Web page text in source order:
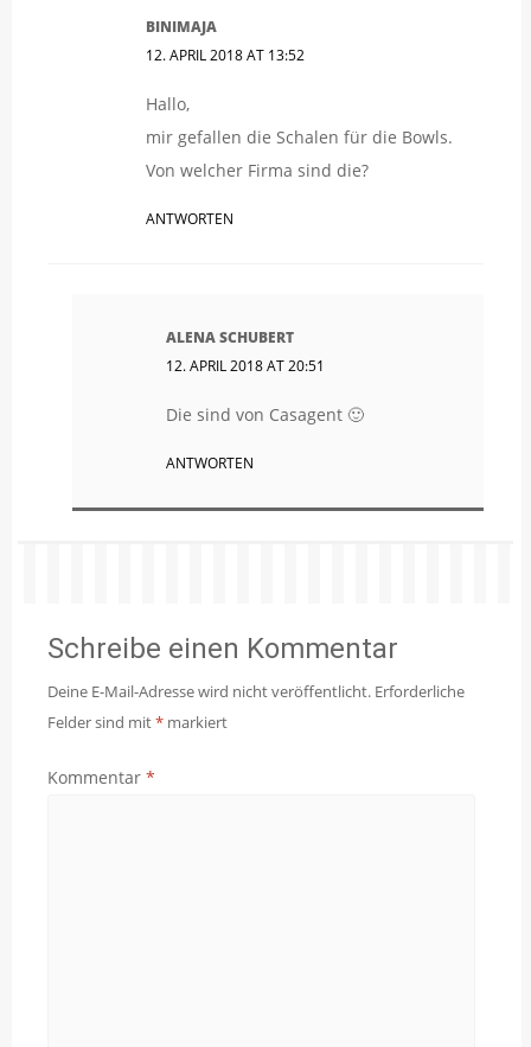
BINIMAJA
12. APRIL 2018 AT 13:52
Hallo,
mir gefallen die Schalen für die Bowls.
Von welcher Firma sind die?
ANTWORTEN
ALENA SCHUBERT
12. APRIL 2018 AT 20:51
Die sind von Casagent 🙂
ANTWORTEN
Schreibe einen Kommentar
Deine E-Mail-Adresse wird nicht veröffentlicht. Erforderliche
Felder sind mit* markiert
Kommentar *